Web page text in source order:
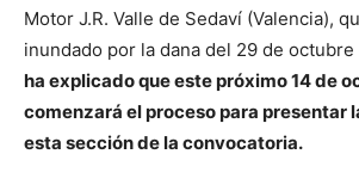
Motor J.R. Valle de Sedaví (Valencia),
inundado por la dana del 29 de octubre
ha explicado que este próximo 14 de
comenzará el proceso para presentar
esta sección de la convocatoria.